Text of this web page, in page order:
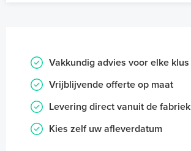
Vakkundig advies voor elke klus
Vrijblijvende offerte op maat
Levering direct vanuit de fabriek
Kies zelf uw afleverdatum